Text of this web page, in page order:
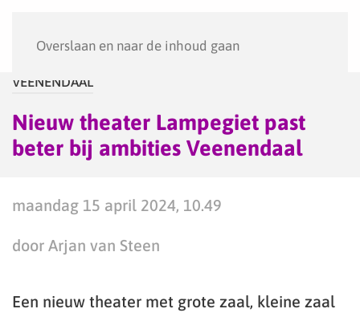
Overslaan en naar de inhoud gaan
VEENENDAAL
Nieuw theater Lampegiet past
beter bij ambities Veenendaal
maandag 15 april 2024, 10.49
door Arjan van Steen
Een nieuw theater met grote zaal, kleine zaal